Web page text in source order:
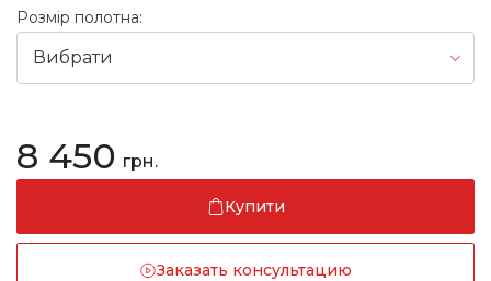
Розмір полотна:
Вибрати
8 450 грн.
Купити
Заказать консультацию